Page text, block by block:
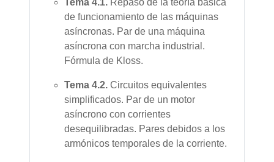
Tema 4.1. Repaso de la teoría básica
de funcionamiento de las máquinas
asíncronas. Par de una máquina
asíncrona con marcha industrial.
Fórmula de Kloss.
Tema 4.2. Circuitos equivalentes
simplificados. Par de un motor
asíncrono con corrientes
desequilibradas. Pares debidos a los
armónicos temporales de la corriente.